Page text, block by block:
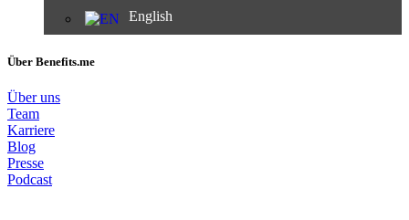
English
Über Benefits.me
Über uns
Team
Karriere
Blog
Presse
Podcast